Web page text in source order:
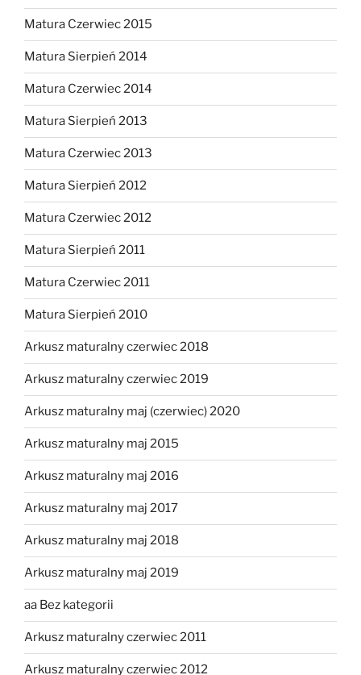
Matura Czerwiec 2015
Matura Sierpień 2014
Matura Czerwiec 2014
Matura Sierpień 2013
Matura Czerwiec 2013
Matura Sierpień 2012
Matura Czerwiec 2012
Matura Sierpień 2011
Matura Czerwiec 2011
Matura Sierpień 2010
Arkusz maturalny czerwiec 2018
Arkusz maturalny czerwiec 2019
Arkusz maturalny maj (czerwiec) 2020
Arkusz maturalny maj 2015
Arkusz maturalny maj 2016
Arkusz maturalny maj 2017
Arkusz maturalny maj 2018
Arkusz maturalny maj 2019
aa Bez kategorii
Arkusz maturalny czerwiec 2011
Arkusz maturalny czerwiec 2012